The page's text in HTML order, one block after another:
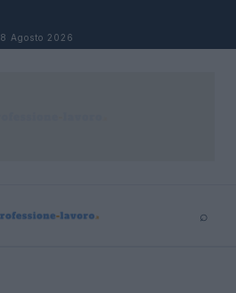
8 Agosto 2026
⌕